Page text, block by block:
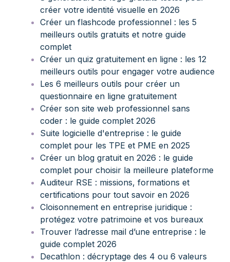
créer votre identité visuelle en 2026
Créer un flashcode professionnel : les 5
meilleurs outils gratuits et notre guide
complet
Créer un quiz gratuitement en ligne : les 12
meilleurs outils pour engager votre audience
Les 6 meilleurs outils pour créer un
questionnaire en ligne gratuitement
Créer son site web professionnel sans
coder : le guide complet 2026
Suite logicielle d'entreprise : le guide
complet pour les TPE et PME en 2025
Créer un blog gratuit en 2026 : le guide
complet pour choisir la meilleure plateforme
Auditeur RSE : missions, formations et
certifications pour tout savoir en 2026
Cloisonnement en entreprise juridique :
protégez votre patrimoine et vos bureaux
Trouver l’adresse mail d’une entreprise : le
guide complet 2026
Decathlon : décryptage des 4 ou 6 valeurs